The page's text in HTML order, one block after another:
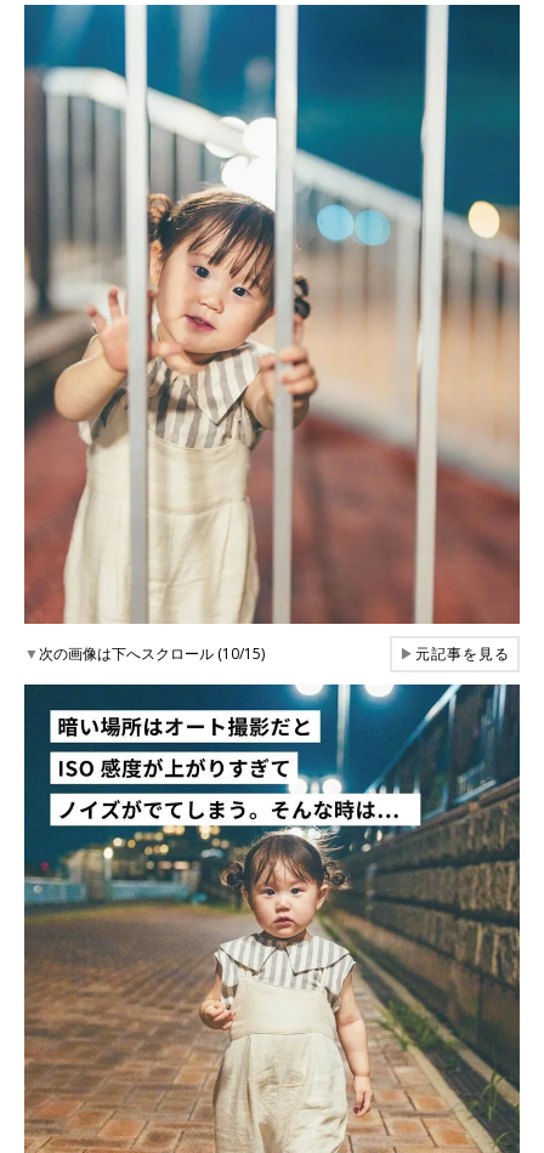
▼次の画像は下へスクロール (10/15) ▶元記事を見る